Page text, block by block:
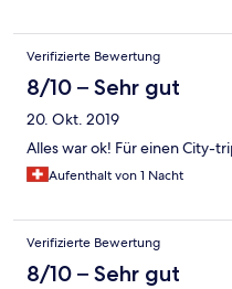
Verifizierte Bewertung
8/10 – Sehr gut
20. Okt. 2019
Alles war ok! Für einen City-
Aufenthalt von 1 Nacht
Verifizierte Bewertung
8/10 – Sehr gut